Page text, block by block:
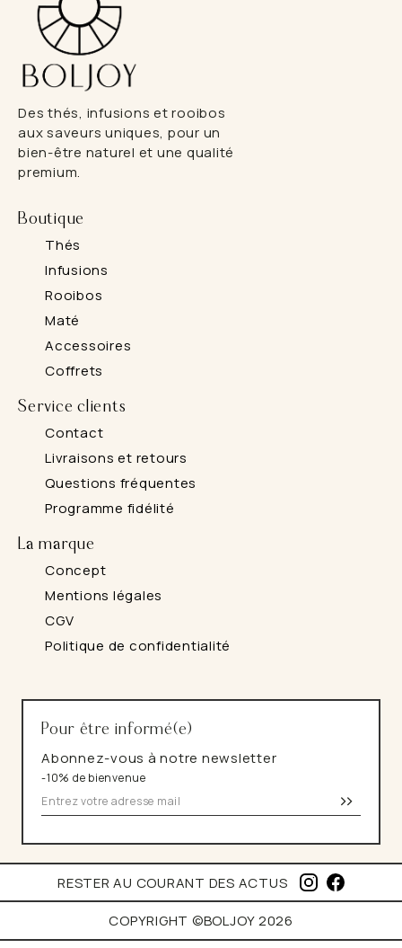
Des thés, infusions et rooibos
aux saveurs uniques, pour un
bien-être naturel et une qualité
premium.
Boutique
Thés
Infusions
Rooibos
Maté
Accessoires
Coffrets
Service clients
Contact
Livraisons et retours
Questions fréquentes
Programme fidélité
La marque
Concept
Mentions légales
CGV
Politique de confidentialité
Pour être informé(e)
Abonnez-vous à notre newsletter
-10% de bienvenue
>>
RESTER AU COURANT DES ACTUS
N
A
COPYRIGHT ©BOLJOY 2026